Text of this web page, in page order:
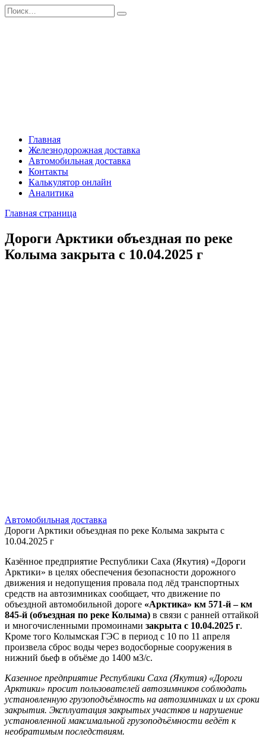
Перейти
к
Search
for:
Главная
Железнодорожная доставка
Автомобильная доставка
Контакты
Калькулятор онлайн
Аналитика
Главная страница
Дороги Арктики объездная по реке
Колыма закрыта с 10.04.2025 г
Автомобильная доставка
Дороги Арктики объездная по реке Колыма закрыта с
10.04.2025 г
Казённое предприятие Республики Саха (Якутия) «Дороги
Арктики» в целях обеспечения безопасности дорожного
движения и недопущения провала под лёд транспортных
средств на автозимниках сообщает, что движение по
объездной автомобильной дороге «Арктика» км 571-й – км
845-й (объездная по реке Колыма) в связи с ранней оттайкой
и многочисленными промоинами закрыта с 10.04.2025 г.
Кроме того Колымская ГЭС в период с 10 по 11 апреля
произвела сброс воды через водосборные сооружения в
нижний бьеф в объёме до 1400 м3/с.
Казенное предприятие Республики Саха (Якутия) «Дороги
Арктики» просит пользователей автозимников соблюдать
установленную грузоподъёмность на автозимниках и их сроки
закрытия. Эксплуатация закрытых участков и нарушение
установленной максимальной грузоподъёмности ведёт к
необратимым последствиям.